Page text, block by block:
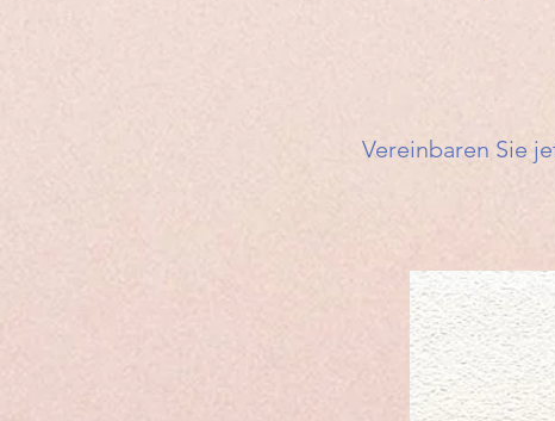
Vereinbaren Sie